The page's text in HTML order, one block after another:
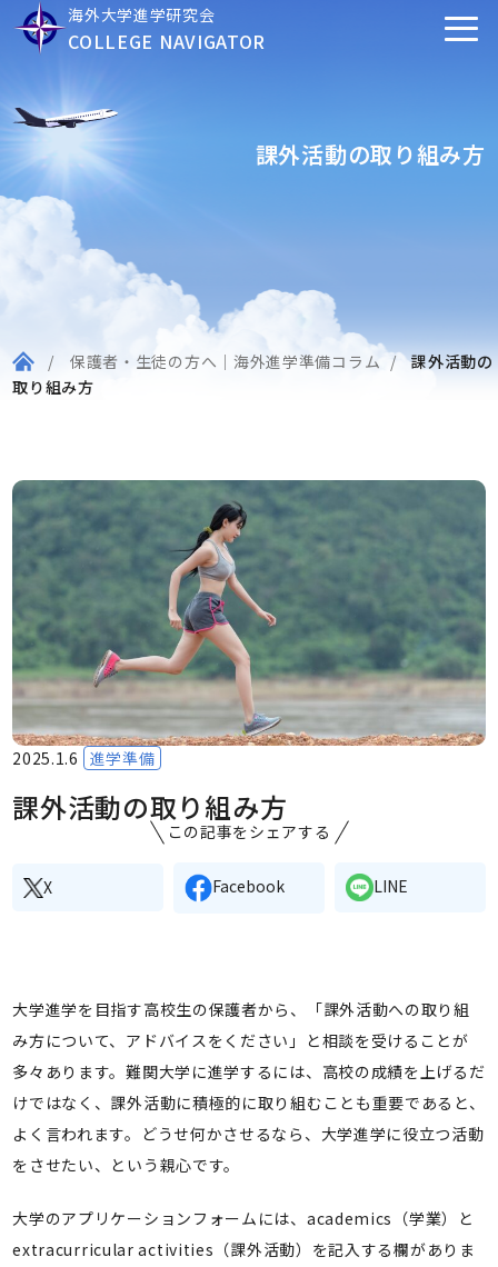
海外大学進学研究会
COLLEGE NAVIGATOR
課外活動の取り組み方
保護者・生徒の方へ｜海外進学準備コラム
課外活動の
取り組み方
2025.1.6 進学準備
課外活動の取り組み方
この記事をシェアする
X Facebook LINE
大学進学を目指す高校生の保護者から、「課外活動への取り組
み方について、アドバイスをください」と相談を受けることが
多々あります。難関大学に進学するには、高校の成績を上げるだ
けではなく、課外活動に積極的に取り組むことも重要であると、
よく言われます。どうせ何かさせるなら、大学進学に役立つ活動
をさせたい、という親心です。
大学のアプリケーションフォームには、academics（学業）と
extracurricular activities（課外活動）を記入する欄がありま